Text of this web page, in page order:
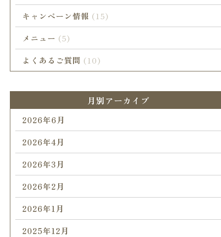
キャンペーン情報 (15)
メニュー (5)
よくあるご質問 (10)
月別アーカイブ
2026年6月
2026年4月
2026年3月
2026年2月
2026年1月
2025年12月